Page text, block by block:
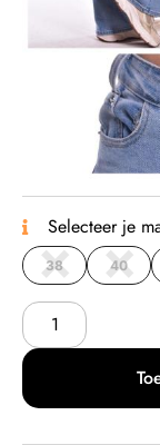
Selecteer je
38 40